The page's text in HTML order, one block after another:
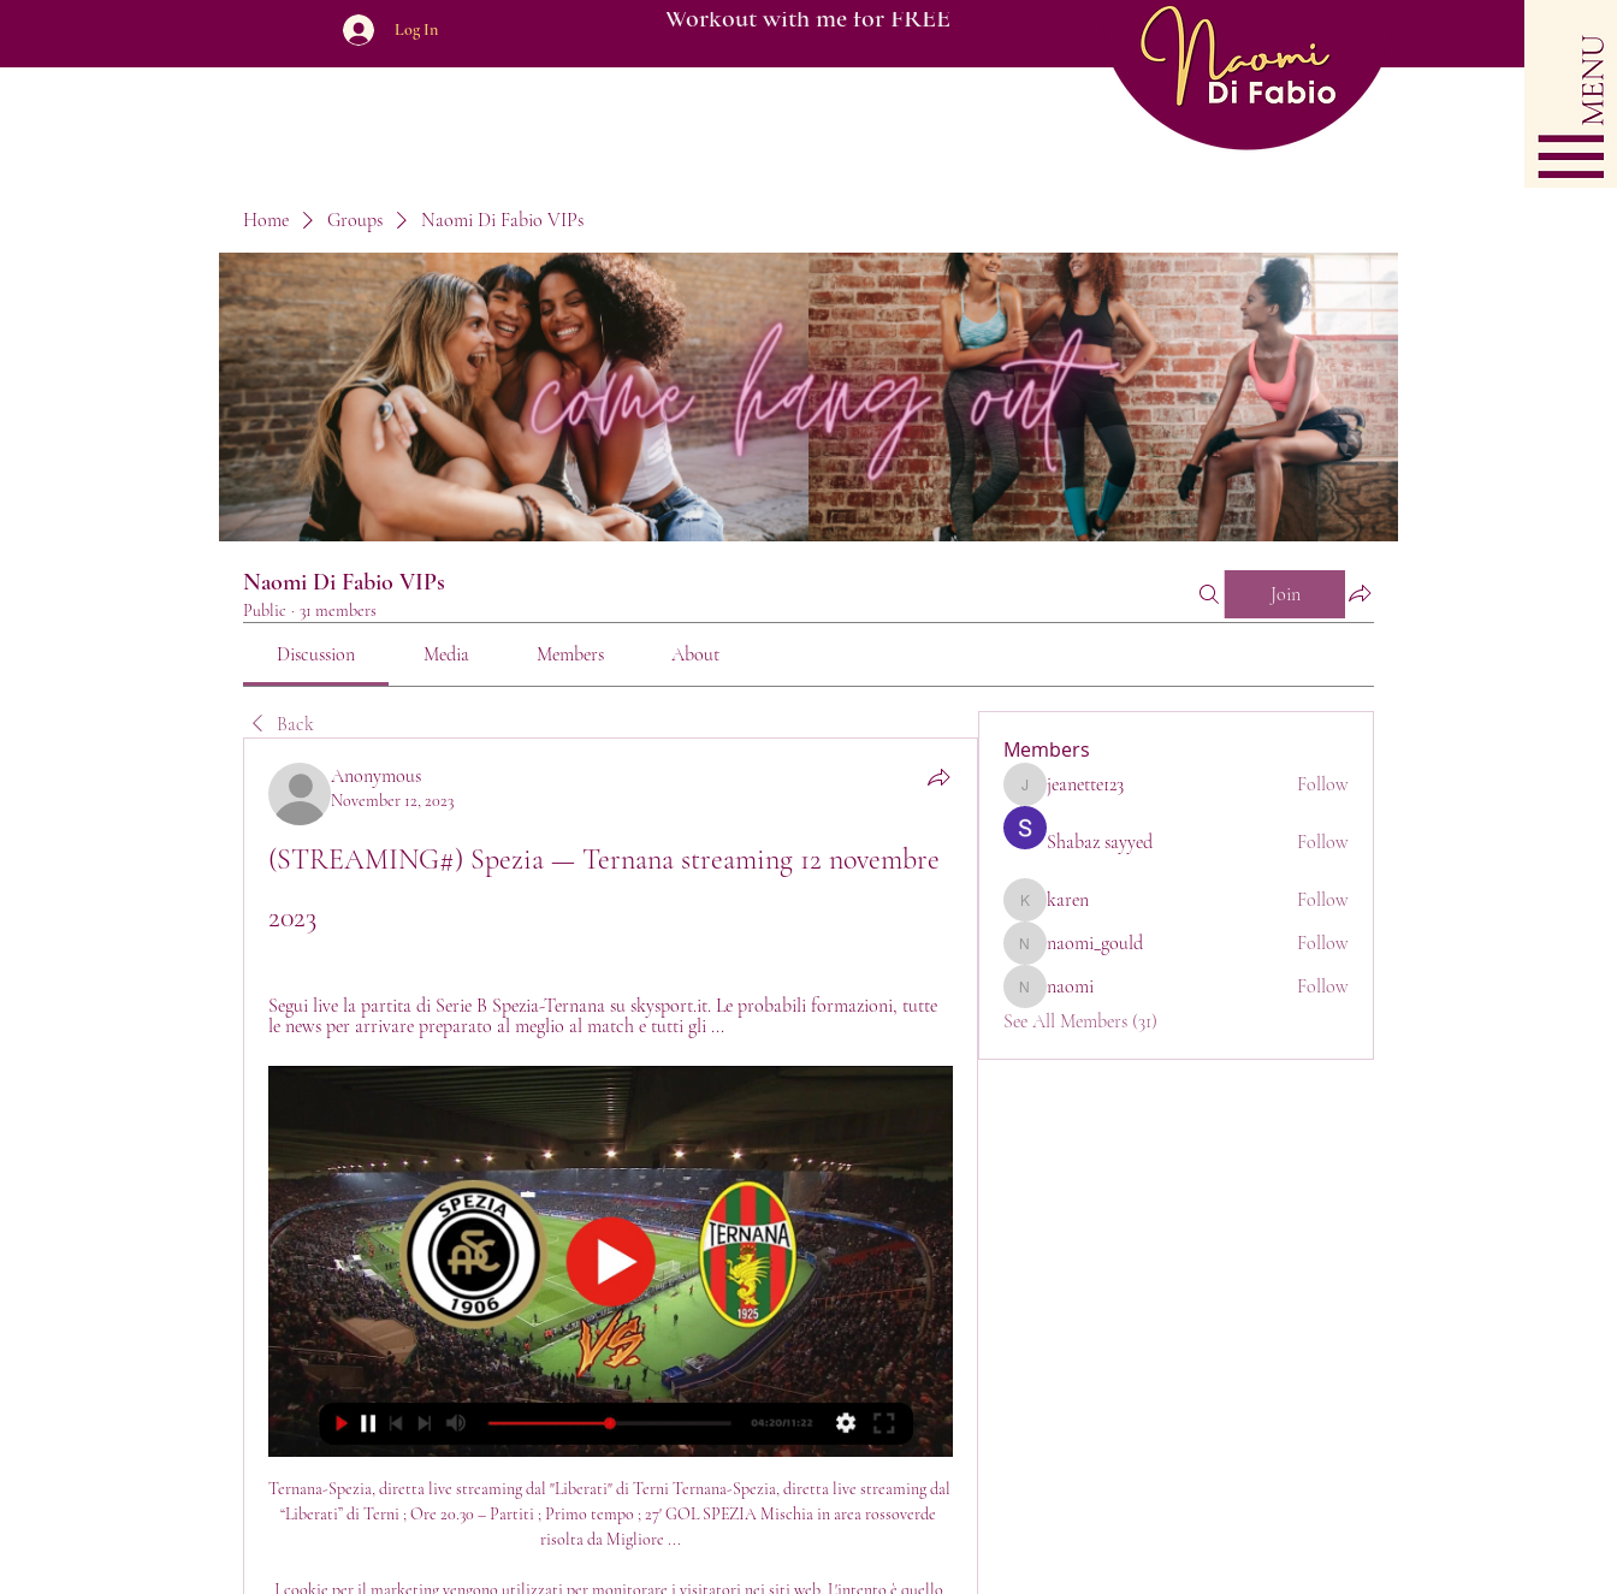
Log In Workout with me for FREE
Home Groups Naomi Di Fabio VIPs
Naomi Di Fabio VIPs
Public · 31 members
Join
Discussion Media Members About
Back
Anonymous
November 12, 2023
(STREAMING#) Spezia — Ternana streaming 12 novembre
2023
Segui live la partita di Serie B Spezia-Ternana su skysport.it. Le probabili formazioni, tutte
le news per arrivare preparato al meglio al match e tutti gli ...
Ternana-Spezia, diretta live streaming dal "Liberati" di Terni Ternana-Spezia, diretta live streaming dal “Liberati” di Terni ; Ore 20.30 – Partiti ; Primo tempo ; 27' GOL SPEZIA Mischia in area rossoverde risolta da Migliore ...

I cookie per il marketing vengono utilizzati per monitorare i visitatori nei siti web. L'intento è quello di visualizzare annunci pertinenti e coinvolgenti per il singolo utente e quindi quelli di maggior valore per gli editori e gli inserzionisti terzi. Cookie per Social Networks Si tratta dei cookie che consentono di condividere anche con altri utenti i contenuti del sito che si sta visitando. Sono i cookie tipicamente utilizzati per attivare le funzioni “Mi piace” o “Segui” dei Social Network quali Facebook e Twitter, solo per citarne alcuni. 

Spezia vs Ternana | Serie B Spezia vs Ternana | Serie B Diventa tu il reporter di questa partita! Scopri come... Squadra.

Lo Spezia si presenta alla sfida del Picco reduce dal pareggio contro il Lecco. Assenti Zurkowski, Bandinelli e Hristov, Alvini da il via ad una serie di ballottaggi anche in attacco. Viceversa, la Ternana ad oggi ha conquistato solo una vittoria in dodici gare, un dato piuttosto basso che proverà a sfatare già nella partita contro i bianconeri. Tuttavia, la classifica parla forte e chiaro: gli ospiti occupano l’ultima posizione in classifica. 

Spezia-Ternana oggi in tv: data, orario e diretta streaming Serie B 2023/2024Massimiliano Alvini, Spezia - Foto LiveMedia/Fabio Fagiolini La data, l’orario, la diretta tv e lo streaming di Spezia-Ternana, match dello stadio Alberto Picco valevole per la tredicesima giornata del campionato italiano di Serie B 2023/2024. I padroni di casa, dopo il pareggio a reti bianche con il Lecco, hanno bisogno di rialzare la testa per uscire dalla zona retrocessione. La formazione ospite, dal suo canto, ha bisogno di invertire la rotta con il nuovo allenatore Roberto Breda ed evitare di sprofondare in classifica. La partita andrà in scena nella giornata di domenica 12 novembre alle ore 16:15; la diretta televisiva sarà affidata a Sky Sport, mentre lo streaming a Dazn, SkyGo e Now. 

(TV###) Spezia Ternana diretta streaming 12 novembre 2023 2 ore fa — (TV###) Spezia Ternana diretta streaming 12 novembre 2023 Segui Spezia U19 vs Ternana U19 11. 11. 2023 live -, statistiche H2H, ...

La Ternana ha costruito almeno 5 palle gol ma non ha mai concretizzato, pagando l'indecisione difensiva Brignoli-Ferronetti che ha consentito a Migliore di portare in vantaggio i suoi Secondo tempo 1' Maiello sbaglia clamorosamente un rigore in movimento 5' Reali incerto nell'uscita lascia una palla pericolosa in area a Falletti che non è preciso nella conclusione 11' Mischia in area dello Spezia, ma Ceravolo non riesce ad approfittare dell'occasione 16' Ceravolo si libera ai 17 metri e calcia di destro con palla che finisce fuori a fil di palo 21' Ebagua si libera al limite e scarica il sinistra che finisce alto 28' Ferronetti sbaglia clamorosamente in area favorendo ancora la battuta di Migliore, ma Brignoli salva tutto in uscita 30' GOL TERNANA Miglietta calcia al volo su cross da calcio d'angolo di Nolè 38' Antenucci si divora il 2-1. 

[STREAMING*] Spezia Ternana streaming 12 novembre 2023 3 ore fa — [STREAMING*] Spezia Ternana streaming 12 novembre 2023 Ternana vs Spezia | Serie B Diventa tu il reporter di questa partita!

Una variabile che non deve comunque essere sottovalutata da Ekdal e compagni, attualmente appena due posizioni al di sopra degli avversari. I colpi di scena, in Serie B, sono sempre dietro l’angolo, specialmente in piena zona salvezza. Massimiliano Alvini, tecnico dello Spezia @livephotosportSpezia-Ternana Streaming Gratis: dove vedere la Serie B in Diretta LiveAllo stadio Picco tutto è pronto: Spezia-Ternana si affrontano nel match valevole per la tredicesima giornata del campionato di Serie B, domenica 12 novembre alle ore 16:15. Un vero e proprio scontro salvezza in cui l’arrivo di Breda in panchina potrebbe tuttavia registrare un forte scossone per la squadra ospite. Un incontro che dunque si preannuncia infuocato e che potrà essere seguito in diretta tv su Sky Sport: l’appuntamento sarò trasmesso integralmente sul canale 252 della piattaforma, con live streaming su Sky Go e NOW. 

Ternana-Spezia, diretta live streaming dal "Liberati" di Terni - Tuttoggi. infoOre 20. 30 – Partiti Primo tempo 3' Occasione per la Ternana con una bella combinazione Antenucci-Falletti-Nolè. il numero 10 rossoverde non arriva sul cross dell'uruguaiano 5' Falletti se ne va sulla sinistra con un gran numero e crossa per Antenucci che non riesce a trovare la palla 10' Falletti serve Antenucci che si presenta a tu per tu con Leali, ma l'attaccante rossoverde spedisce di poco a lato 11' Ebagua scarica il destro dai 20 metri ma la palla finisce di molto sopra la traversa di Brignoli 18' Maiello serve sul filo del fuorigioco Antenucci che aggancia ottimamente in area, ma Leali lo ferma in uscita 20' Antenucci serve una gran palla per Maiello che di destro apre troppo il compasso e calcia alto 27' GOL SPEZIA Mischia in area rossoverde risolta da Migliore con un destro preciso 40' Ceccarelli respinge male di testa e rischia l'autogol 45' Flipper in area dello Spezia che rischia per la seconda volta un autogol Un tiro e un gol per uno Spezia spietato al “Liberati” di Terni. 

Spezia vs Ternana: Risultato in Diretta Streaming Serie B 2023- Sabato 11/11 ore 05:00. Serie B. 13ª Giornata. Spezia logo Spezia. Ternana logo Ternana. Diventa tu il reporter di questa partita! Scopri come... Squadra. Pt.

Hesgoal Spezia-Ternana Streaming Gratis: duello salvezza in Diretta Live, Sky o DAZN? - Footballnews24. itLa tredicesima giornata del campionato di Serie B prosegue. A darsi battaglia, presso lo stadio Picco, Spezia-Ternana, in scena domenica 12 novembre alle ore 16:15. Una partita che registrerà, oltre alle consuete vicissitudini tecniche in mezzo al campo, anche il debutto di Roberto Breda. Il nuovo tecnico della squadra ospite avrà così la possibilità di apportare le primissime novità di formazione ed assetto tattico, per poi lavorare più intensamente in virtù della pausa Nazionali prevista la settimana a venire. Un vero e proprio dentro o fuori, per una corsa salvezza sempre più intricata. 

Spezia vs Ternana: Risultato in Diretta Streaming Serie B 2023- Spezia vs Ternana | Serie B Diventa tu il reporter di questa partita! Scopri come... Squadra.

Streaming Spezia-Ternana in diretta tv 12 novembre 2023 Per 3 ore fa — Streaming Spezia-Ternana in diretta tv 12 novembre 2023 Per offrire un'esperienza di navigazione ottimizzata e in linea con le tue ...

Le informazioni di solito non ti identificano direttamente, ma possono offrirti un'esperienza web più personalizzata. Puoi scegliere di non consentire alcuni tipi di cookie. Tuttavia, dovresti sapere che il blocco di alcuni tipi di cookie può influire sulla tua esperienza sul sito. Questi cookie sono necessari per il funzionamento del sito Web e non possono essere disattivati ​​nei nostri sistemi. Di solito sono impostati solo in risposta alle azioni da te effettuate che equivalgono a una richiesta di servizi, come l'impostazione delle preferenze sulla privacy, l'accesso o la compilazione di moduli. 

@(DIRETTA TV!)Spezia-Ternana In Diretta Streaming 2 ore fa — Spezia-Ternana gara valida per la 13a giornata del campionato di Serie BKT @(DIRETTA TV!)Spezia-Ternana In Diretta Streaming Gratis 12 ...

Spezia-Ternana diretta Streaming gratis Calcio - Roja CalcioSeguire Diretta Spezia Ternana streaming gratis, Spezia-Ternana in diretta live. Partita Spezia Ternana Live gratis. Spezia – Ternana guarda. Spezia-Ternana in video streaming gratis e diretta live tv. Spezia Ternana in diretta live e streaming, Segui la diretta live di Spezia – Ternana Serie B Calcio. 

Spezia - Ternana in Diretta Streaming | DAZN IT Guarda Spezia - Ternana Live e On Demand su DAZN IT con 2 dispositivi diversi contemporaneamente e connetti fino a 6 dispositivi.

LIVE Serie BKT: Spezia-Ternana 1-2Per offrire un'esperienza di navigazione ottimizzata e in linea con le tue preferenze, Spezia Calcio utilizza cookie per personalizzare contenuti e annunci, per fornire funzionalità dei social media e per analizzare il traffico web. Acconsenti ai nostri cookie se vuoi continuare a utilizzare il nostro sito web in maniera ottimale, questa è la nostra Cookie Policy, clicca qui. Preferenze sulla Privacy dell'Utente Quando si visita un sito Web, è possibile che vengano archiviate o recuperate informazioni sul browser, principalmente sotto forma di cookie. Queste informazioni potrebbero riguardare te, le tue preferenze, il tuo dispositivo o utilizzate per far funzionare il sito come previsto. 

Si presenta tutto solo davanti a Leali ma invece di appoggiare al compagno libero spara contro il numero 1 43' GOL SPEZIA Henty si ritrova solo al limite dell'area e batte Brignoli Ore 20. 25 – Squadre scendono in campo Ore 20. 10 – Formazioni ufficiali: TERNANA (4-2-3-1): Brignoli; Rispoli, Ferronetti, Masi, Fazio; Miglietta, Carcuro; Nolé, Maiello, Falletti; Antenucci. A disp. : Sala, Meccariello, Farkas, Bernardi, Botta, Viola, Ceravolo, Litteri, Avenatti. All. : Toscano SPEZIA (4-3-3): Leali; Baldanzeddu, Lisuzzo, Ceccarelli, Magnusson; Sammarco, Bovo, Migliore; Rivas, Ebagua, Henty. : Valentini, Ashong, Madonna, Moretti, Ciurria, Albaraccin, Appelt, Borghese, Orsic. : Stroppa ARBITRO: Gavillucci di Latina Ore 20. 

È possibile impostare il browser in modo da bloccare o avvisare l'utente per questi cookie, ma alcune parti del sito potrebbero non funzionare. Questi cookie ci consentono di conteggiare le visite e le fonti di traffico, in modo da poter misurare e migliorare le prestazioni del nostro sito. Ci aiutano a sapere quali sono le pagine più e meno popolari e vedere come i visitatori interagiscono con il sito. Tutte le informazioni raccolte da questi cookie sono aggregate e quindi anonime. Se non autorizzi questi cookie,
Members
jeanette123
jeanette123 Follow
Shabaz sayyed Follow
karen
karen Follow
naomi_gould
naomi_gould Follow
naomi
naomi
Follow
See All Members (31)